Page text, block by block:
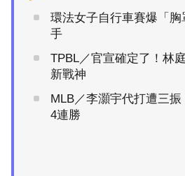
環法女子自行車賽爆「
手
TPBL／官宣確定了！林
新戰神
MLB／李灝宇代打遭三
4連勝